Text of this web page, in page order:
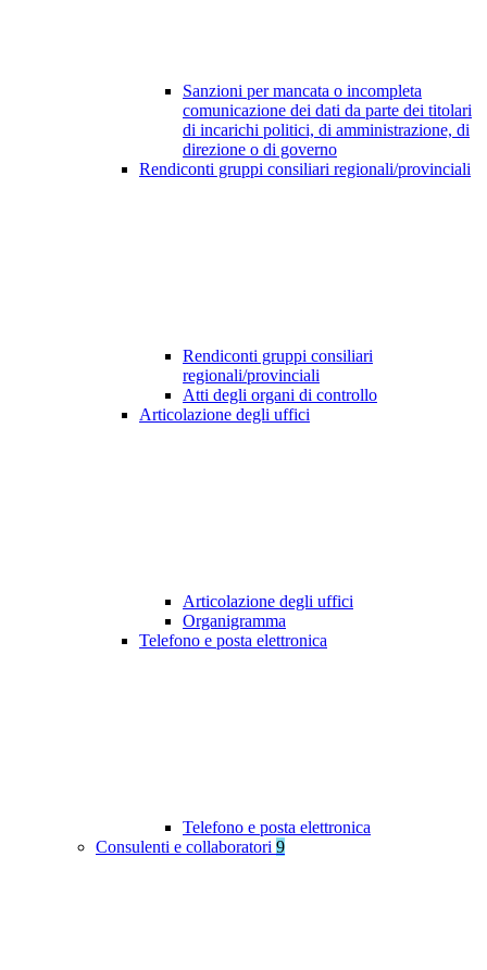
Sanzioni per mancata o incompleta
comunicazione dei dati da parte dei titolari
di incarichi politici, di amministrazione, di
direzione o di governo
Rendiconti gruppi consiliari regionali/provinciali
Rendiconti gruppi consiliari
regionali/provinciali
Atti degli organi di controllo
Articolazione degli uffici
Articolazione degli uffici
Organigramma
Telefono e posta elettronica
Telefono e posta elettronica
Consulenti e collaboratori 9